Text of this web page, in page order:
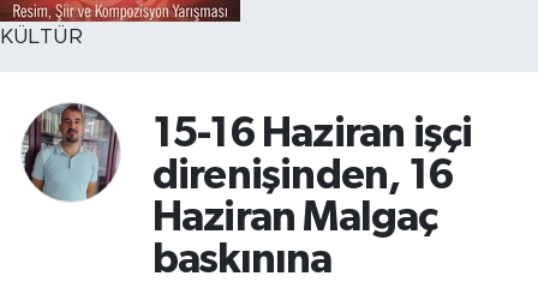
KÜLTÜR
15-16 Haziran işçi
direnişinden, 16
Haziran Malgaç
baskınına